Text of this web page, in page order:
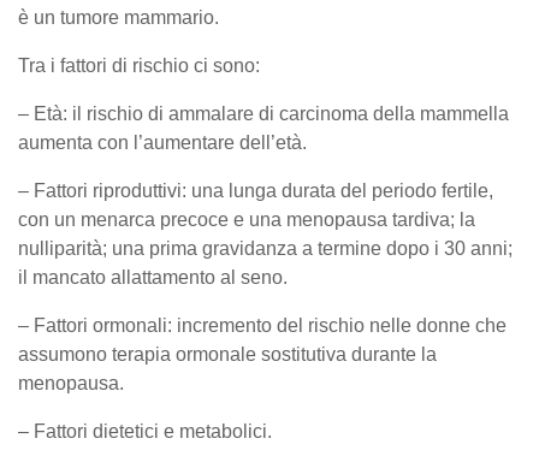
è un tumore mammario.
Tra i fattori di rischio ci sono:
– Età: il rischio di ammalare di carcinoma della mammella
aumenta con l’aumentare dell’età.
– Fattori riproduttivi: una lunga durata del periodo fertile,
con un menarca precoce e una menopausa tardiva; la
nulliparità; una prima gravidanza a termine dopo i 30 anni;
il mancato allattamento al seno.
– Fattori ormonali: incremento del rischio nelle donne che
assumono terapia ormonale sostitutiva durante la
menopausa.
– Fattori dietetici e metabolici.